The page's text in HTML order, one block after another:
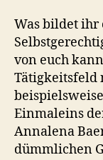
Was bildet
von euch
Tätigkeitsfeld
Einmaleins
Annalena
dümmlichen